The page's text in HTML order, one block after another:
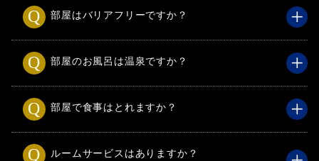
部屋はバリアフリーですか？
部屋のお風呂は温泉ですか？
部屋で食事はとれますか？
ルームサービスはありますか？